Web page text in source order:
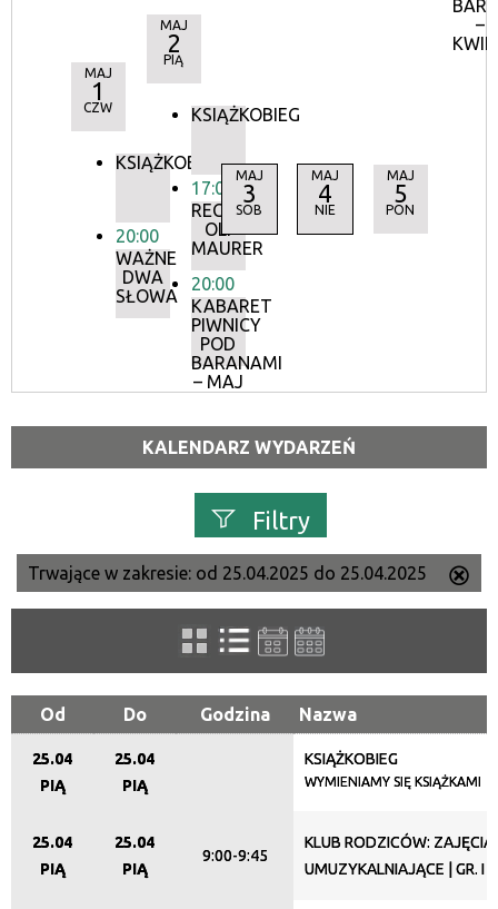
–
MAJ
1
CZW
KSIĄŻKOBIEG
20:00
WAŻNE
DWA
SŁOWA
MAJ
2
PIĄ
KSIĄŻKOBIEG
17:00
RECITAL
OLI
MAURER
20:00
KABARET
PIWNICY
POD
BARANAMI
– MAJ
MAJ
3
SOB
MAJ
4
NIE
MAJ
5
PON
KALENDARZ WYDARZEŃ
Filtry
Szukana fraza
Kategoria
Trwające w zakresie
Trwające w zakresie: od 25.04.2025 do 25.04.2025
ten
Od Do Godzina Nazwa
25.04
PIĄ
25.04
PIĄ
KSIĄŻKOBIEG
WYMIENIAMY SIĘ KSIĄŻKAMI
25.04
PIĄ
25.04
PIĄ
9:00-9:45
KLUB RODZICÓW: ZAJĘCIA
UMUZYKALNIAJĄCE | GR. I